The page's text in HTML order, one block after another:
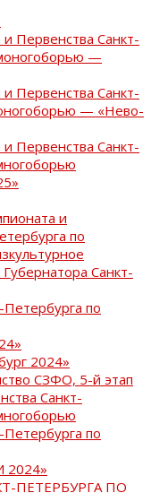
Первенства Санкт-
—
Первенства Санкт-
— «Нево-
Первенства Санкт-
и
по
Санкт-
Петербурга по
2024»
СЗФО, 5-й этап
Санкт-
Петербурга по
2024»
ПЕТЕРБУРГА ПО